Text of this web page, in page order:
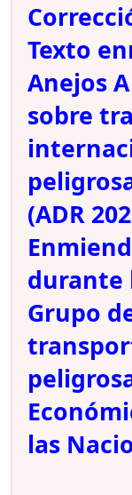
Texto
Anejos
sobre
(ADR
durante
Grupo
las